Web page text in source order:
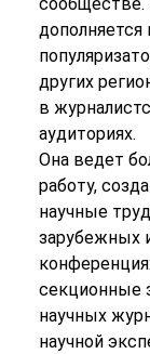
сообществе.
дополняется
других
в
аудиториях.
Она ведет
работу,
научные
зарубежных
секционные
научных
научной